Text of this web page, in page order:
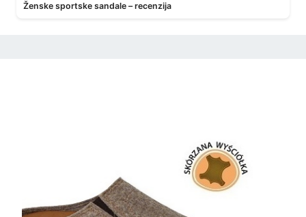
Ženske sportske sandale – recenzija